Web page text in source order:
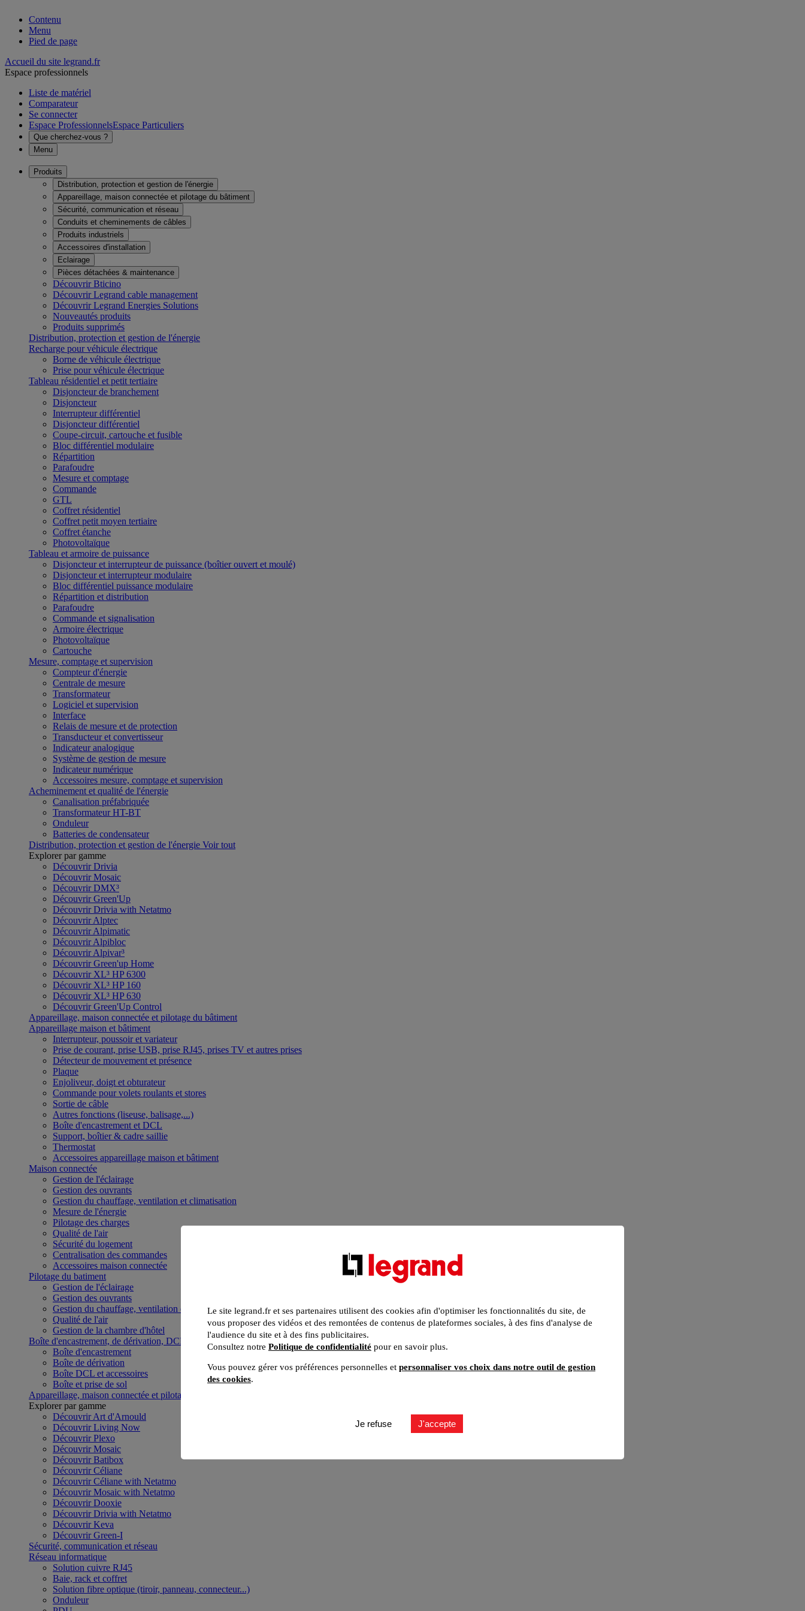
Contenu
Menu
Pied de page
Accueil du site legrand.fr
Espace professionnels
Liste de matériel
Comparateur
Se connecter
Espace ProfessionnelsEspace Particuliers
Que cherchez-vous ?
Menu
Produits
Distribution, protection et gestion de l'énergie
Appareillage, maison connectée et pilotage du bâtiment
Sécurité, communication et réseau
Conduits et cheminements de câbles
Produits industriels
Accessoires d'installation
Eclairage
Pièces détachées & maintenance
Découvrir Bticino
Découvrir Legrand cable management
Découvrir Legrand Energies Solutions
Nouveautés produits
Produits supprimés
Distribution, protection et gestion de l'énergie
Recharge pour véhicule électrique
Borne de véhicule électrique
Prise pour véhicule électrique
Tableau résidentiel et petit tertiaire
Disjoncteur de branchement
Disjoncteur
Interrupteur différentiel
Disjoncteur différentiel
Coupe-circuit, cartouche et fusible
Bloc différentiel modulaire
Répartition
Parafoudre
Mesure et comptage
Commande
GTL
Coffret résidentiel
Coffret petit moyen tertiaire
Coffret étanche
Photovoltaïque
Tableau et armoire de puissance
Disjoncteur et interrupteur de puissance (boîtier ouvert et moulé)
Disjoncteur et interrupteur modulaire
Bloc différentiel puissance modulaire
Répartition et distribution
Parafoudre
Commande et signalisation
Armoire électrique
Photovoltaïque
Cartouche
Mesure, comptage et supervision
Compteur d'énergie
Centrale de mesure
Transformateur
Logiciel et supervision
Interface
Relais de mesure et de protection
Transducteur et convertisseur
Indicateur analogique
Système de gestion de mesure
Indicateur numérique
Accessoires mesure, comptage et supervision
Acheminement et qualité de l'énergie
Canalisation préfabriquée
Transformateur HT-BT
Onduleur
Batteries de condensateur
Distribution, protection et gestion de l'énergie Voir tout
Explorer par gamme
Découvrir Drivia
Découvrir Mosaic
Découvrir DMX³
Découvrir Green'Up
Découvrir Drivia with Netatmo
Découvrir Alptec
Découvrir Alpimatic
Découvrir Alpibloc
Découvrir Alpivar³
Découvrir Green'up Home
Découvrir XL³ HP 6300
Découvrir XL³ HP 160
Découvrir XL³ HP 630
Découvrir Green'Up Control
Appareillage, maison connectée et pilotage du bâtiment
Appareillage maison et bâtiment
Interrupteur, poussoir et variateur
Prise de courant, prise USB, prise RJ45, prises TV et autres prises
Détecteur de mouvement et présence
Plaque
Enjoliveur, doigt et obturateur
Commande pour volets roulants et stores
Sortie de câble
Autres fonctions (liseuse, balisage,...)
Boîte d'encastrement et DCL
Support, boîtier & cadre saillie
Thermostat
Accessoires appareillage maison et bâtiment
Maison connectée
Gestion de l'éclairage
Gestion des ouvrants
Gestion du chauffage, ventilation et climatisation
Mesure de l'énergie
Pilotage des charges
Qualité de l'air
Sécurité du logement
Centralisation des commandes
Accessoires maison connectée
Pilotage du batiment
Gestion de l'éclairage
Gestion des ouvrants
Gestion du chauffage, ventilation et climatisation
Qualité de l'air
Gestion de la chambre d'hôtel
Boîte d'encastrement, de dérivation, DCL et boîte de sol
Boîte d'encastrement
Boîte de dérivation
Boîte DCL et accessoires
Boîte et prise de sol
Appareillage, maison connectée et pilotage du bâtiment
Explorer par gamme
Découvrir Art d'Arnould
Découvrir Living Now
Découvrir Plexo
Découvrir Mosaic
Découvrir Batibox
Découvrir Céliane
Découvrir Céliane with Netatmo
Découvrir Mosaic with Netatmo
Découvrir Dooxie
Découvrir Drivia with Netatmo
Découvrir Keva
Découvrir Green-I
Sécurité, communication et réseau
Réseau informatique
Solution cuivre RJ45
Baie, rack et coffret
Solution fibre optique (tiroir, panneau, connecteur...)
Onduleur
Le site legrand.fr et ses partenaires utilisent des cookies afin d'optimiser les fonctionnalités du site, de
vous proposer des vidéos et des remontées de contenus de plateformes sociales, à des fins d'analyse de
l'audience du site et à des fins publicitaires.
Consultez notre Politique de confidentialité pour en savoir plus.
Vous pouvez gérer vos préférences personnelles et personnaliser vos choix dans notre outil de gestion
des cookies.
Je refuse J'accepte